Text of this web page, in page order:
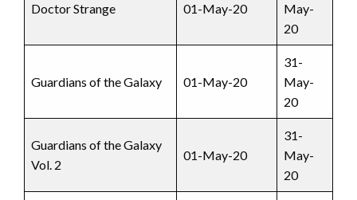
Doctor Strange 01-May-20
May-
20
Guardians of the Galaxy 01-May-20
31-
May-
20
Guardians of the Galaxy
Vol. 2
01-May-20
31-
May-
20